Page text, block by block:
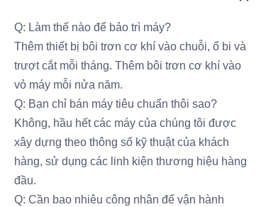
Q: Làm thế nào để bảo trì máy?
Thêm thiết bị bôi trơn cơ khí vào chuỗi, ổ bi và
trượt cắt mỗi tháng. Thêm bôi trơn cơ khí vào
vỏ máy mỗi nửa năm.
Q: Bạn chỉ bán máy tiêu chuẩn thôi sao?
Không, hầu hết các máy của chúng tôi được
xây dựng theo thông số kỹ thuật của khách
hàng, sử dụng các linh kiện thương hiệu hàng
đầu.
Q: Cần bao nhiêu công nhân để vận hành